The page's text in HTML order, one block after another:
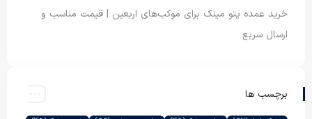
خرید عمده پتو مینک برای موکب‌های اربعین | قیمت مناسب و
ارسال سریع
برچسب ها